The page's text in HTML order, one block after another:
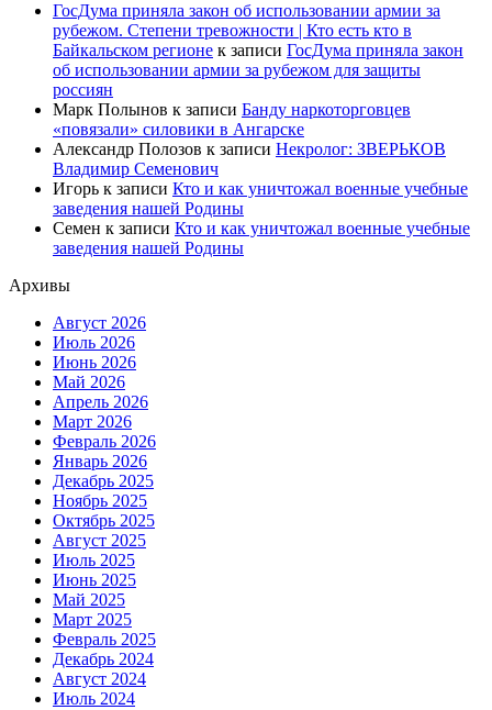
ГосДума приняла закон об использовании армии за
рубежом. Степени тревожности | Кто есть кто в
Байкальском регионе к записи ГосДума приняла закон
об использовании армии за рубежом для защиты
россиян
Марк Полынов к записи Банду наркоторговцев
«повязали» силовики в Ангарске
Александр Полозов к записи Некролог: ЗВЕРЬКОВ
Владимир Семенович
Игорь к записи Кто и как уничтожал военные учебные
заведения нашей Родины
Семен к записи Кто и как уничтожал военные учебные
заведения нашей Родины
Архивы
Август 2026
Июль 2026
Июнь 2026
Май 2026
Апрель 2026
Март 2026
Февраль 2026
Январь 2026
Декабрь 2025
Ноябрь 2025
Октябрь 2025
Август 2025
Июль 2025
Июнь 2025
Май 2025
Март 2025
Февраль 2025
Декабрь 2024
Август 2024
Июль 2024